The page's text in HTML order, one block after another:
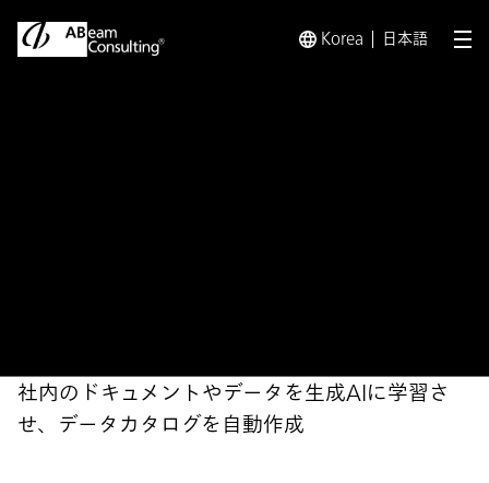
Korea 日本語 メ
社内のドキュメントやデータを生成AIに学習さ
せ、データカタログを自動作成